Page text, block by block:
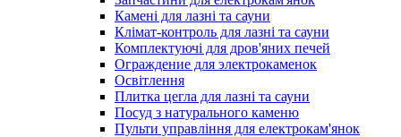
Камені для лазні та сауни
Клімат-контроль для лазні та сауни
Комплектуючі для дров'яних печей
Ограждение для электрокаменок
Освітлення
Плитка цегла для лазні та сауни
Посуд з натурального каменю
Пульти управління для електрокам'янок